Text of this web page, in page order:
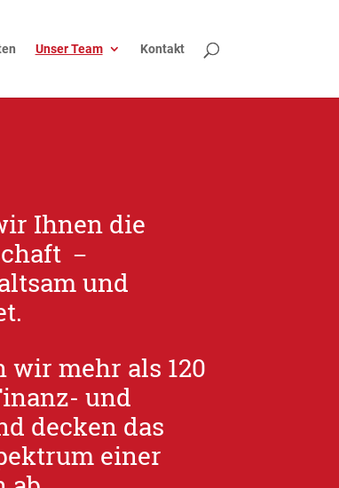
Unser Team Kontakt
Ihnen die
－
und
wir mehr als 120
und
decken das
einer